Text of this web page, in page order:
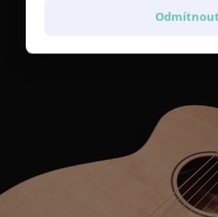
Přední smrkovou desku kytary Violet